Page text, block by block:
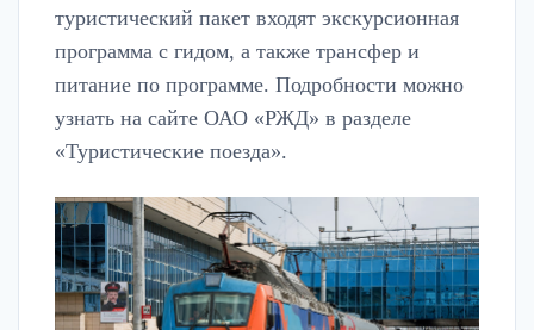
туристический пакет входят экскурсионная
программа с гидом, а также трансфер и
питание по программе. Подробности можно
узнать на сайте ОАО «РЖД» в разделе
«Туристические поезда».